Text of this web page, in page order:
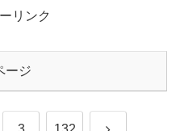
リンク
ージ
次